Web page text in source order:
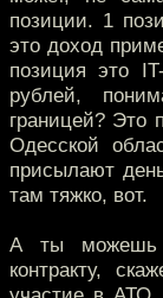
позиции. 1
это доход
позиция это
рублей,
границей? Это
Одесской
присылают
там тяжко, вот.
А ты можешь
контракту,